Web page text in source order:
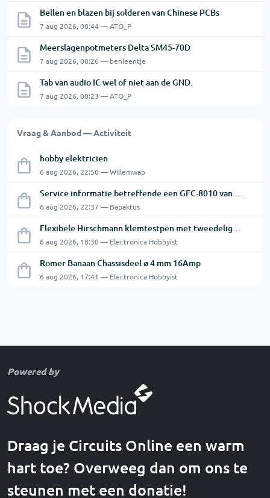
Bellen en blazen bij solderen van Chinese PCBs
7 aug 2026, 00:44 — ATO_P
Meerslagenpotmeters Delta SM45-70D
7 aug 2026, 00:26 — benleentje
Tab van audio IC wel of niet aan de GND.
7 aug 2026, 00:23 — ATO_P
Vraag & Aanbod — Activiteit
hobby elektricien
6 aug 2026, 22:50 — Willemwap
Service informatie betreffende een GFC-8010 van GW
6 aug 2026, 22:37 — Bapaktus
Flexibele Hirschmann klemtestpen met tweedelige klem.
6 aug 2026, 18:30 — Electronica Hobbyist
Romer Banaan Chassisdeel ø 4 mm 16Amp
6 aug 2026, 17:41 — Electronica Hobbyist
Powered by
Draag je Circuits Online een warm
hart toe? Overweeg dan om ons te
steunen met een donatie!